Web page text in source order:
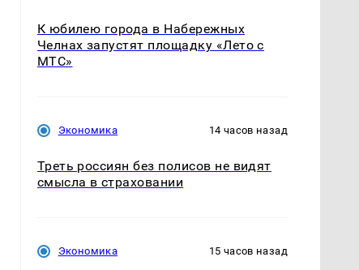
К юбилею города в Набережных
Челнах запустят площадку «Лето с
МТС»
Экономика 14 часов назад
Треть россиян без полисов не видят
смысла в страховании
Экономика 15 часов назад